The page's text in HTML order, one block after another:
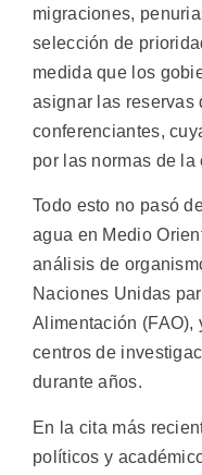
migraciones,
selección de
medida que los
asignar las reservas
conferenciantes,
por las normas de la
Todo esto no pasó
agua en Medio
análisis de
Naciones Unidas
Alimentación (FAO),
centros de
durante años.
En la cita más
políticos y